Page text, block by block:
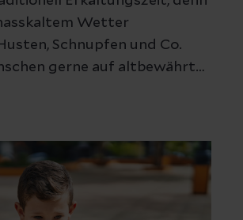
Wetter
Schnupfen und Co.
gerne auf altbewährte
Doch hilft Hühnersuppe
Hausapotheke auf den